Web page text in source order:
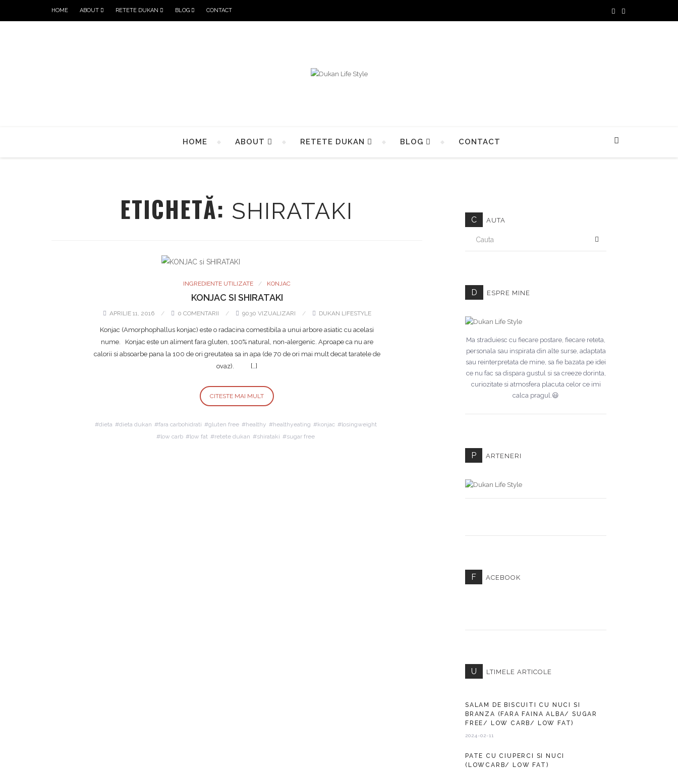
HOME ABOUT RETETE DUKAN BLOG CONTACT
HOME ABOUT RETETE DUKAN BLOG CONTACT
ETICHETĂ: SHIRATAKI
INGREDIENTE UTILIZATE KONJAC
KONJAC SI SHIRATAKI
APRILIE 11, 2016 0 COMENTARII 9030 VIZUALIZARI DUKAN LIFESTYLE
Konjac (Amorphophallus konjac) este o radacina comestibila a unui arbore asiatic cu acelasi
nume. Konjac este un aliment fara gluten, 100% natural, non-alergenic. Aproape ca nu are
calorii si absoarbe pana la 100 de ori greutatea sa in apa (de 70 de ori mai mult decat taratele de
ovaz). […]
CITESTE MAI MULT
dieta dieta dukan fara carbohidrati gluten free healthy healthyeating konjac
losingweight
low carb
low fat retete dukan shirataki sugar free
C AUTA
D ESPRE MINE
Ma straduiesc cu fiecare postare, fiecare reteta,
personala sau inspirata din alte surse, adaptata
sau reinterpretata de mine, sa fie bazata pe idei
ce nu fac sa dispara gustul si sa creeze dorinta,
curiozitate si atmosfera placuta celor ce imi
calca pragul.😃
P ARTENERI
F ACEBOOK
U LTIMELE ARTICOLE
SALAM DE BISCUITI CU NUCI SI
BRANZA (FARA FAINA ALBA/ SUGAR
FREE/ LOW CARB/ LOW FAT)
2024-02-11
PATE CU CIUPERCI SI NUCI
(LOWCARB/ LOW FAT)